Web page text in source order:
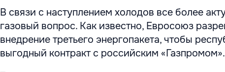
В связи с наступлением холодов все более
газовый вопрос. Как известно, Евросоюз
внедрение третьего энергопакета, чтобы
выгодный контракт с российским «Газпромом».